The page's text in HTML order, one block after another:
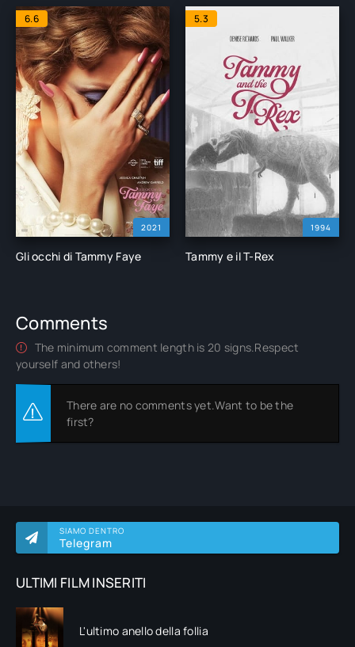
SIAMO DENTRO
Telegram
ULTIMI FILM INSERITI
L'ultimo anello della follia
2021
6.6
Gli occhi di Tammy Faye
1994
5.3
Tammy e il T-Rex
Comments
The minimum comment length is 20 signs.Respect
yourself and others!
There are no comments yet.Want to be the
first?